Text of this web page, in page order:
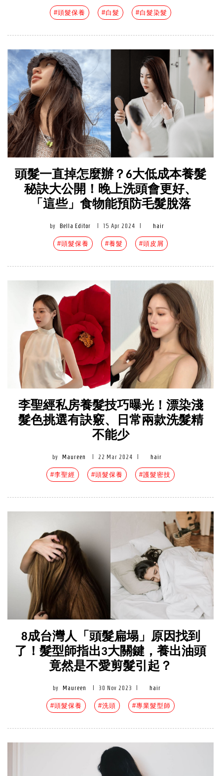
#頭髮保養 #白髮 #白髮染髮
頭髮一直掉怎麼辦？6大低成本養髮
秘訣大公開！晚上洗頭會更好、
「這些」食物能預防毛髮脫落
by Bella Editor 15 Apr 2024 hair
#頭髮保養 #養髮 #頭皮屑
李聖經私房養髮技巧曝光！漂染淺
髮色挑選有訣竅、日常兩款洗髮精
不能少
by Maureen 22 Mar 2024 hair
#李聖經 #頭髮保養 #護髮密技
8成台灣人「頭髮扁塌」原因找到
了！髮型師指出3大關鍵，養出油頭
竟然是不愛剪髮引起？
by Maureen 30 Nov 2023 hair
#頭髮保養 #洗頭 #專業髮型師